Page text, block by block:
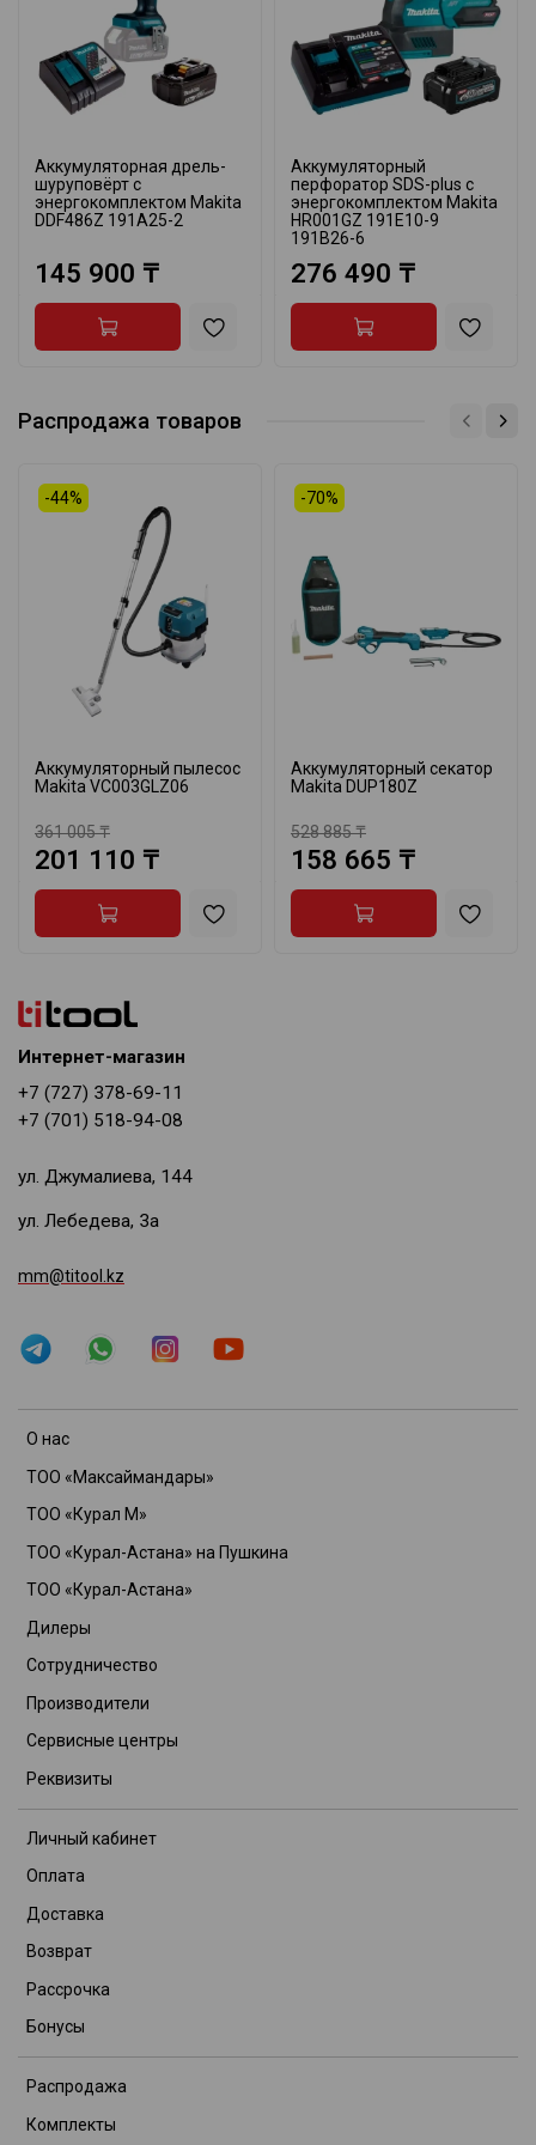
Аккумуляторная дрель-
шуруповёрт с
энергокомплектом Makita
DDF486Z 191A25-2
145 900 ₸
Аккумуляторный
перфоратор SDS-plus с
энергокомплектом Makita
HR001GZ 191E10-9
191B26-6
276 490 ₸
Распродажа товаров
-44%
Аккумуляторный пылесос
Makita VC003GLZ06
361 005 ₸
201 110 ₸
-70%
Аккумуляторный секатор
Makita DUP180Z
528 885 ₸
158 665 ₸
О нас
ТОО «Максаймандары»
ТОО «Курал М»
ТОО «Курал-Астана» на Пушкина
ТОО «Курал-Астана»
Дилеры
Сотрудничество
Производители
Сервисные центры
Реквизиты
Личный кабинет
Оплата
Доставка
Возврат
Рассрочка
Бонусы
Распродажа
Комплекты
Интернет-магазин
+7 (727) 378-69-11
+7 (701) 518-94-08
ул. Джумалиева, 144
ул. Лебедева, 3а
mm@titool.kz